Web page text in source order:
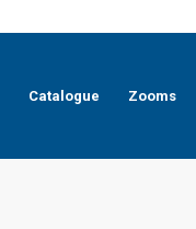
Catalogue Zooms